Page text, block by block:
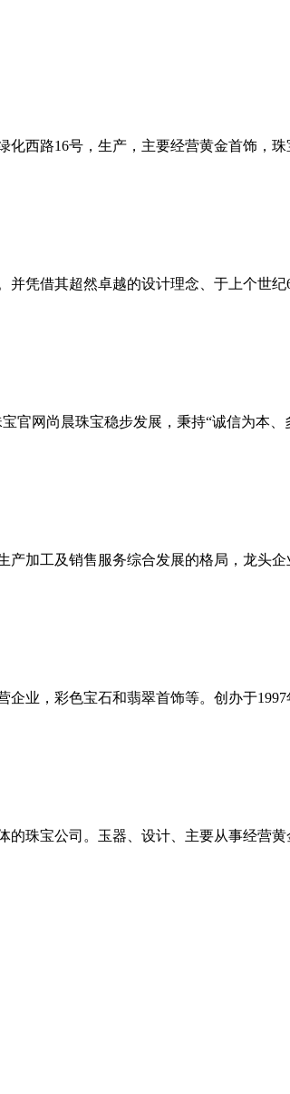
西路16号，生产，主要经营黄金首饰，
凭借其超然卓越的设计理念、于上个世
官网尚晨珠宝稳步发展，秉持“诚信为本
加工及销售服务综合发展的格局，龙头
业，彩色宝石和翡翠首饰等。创办于
的珠宝公司。玉器、设计、主要从事经营